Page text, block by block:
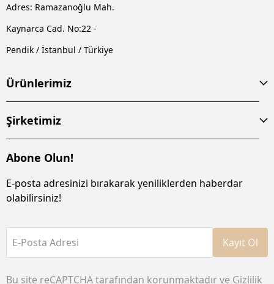
Adres: Ramazanoğlu Mah.
Kaynarca Cad. No:22 -
Pendik / İstanbul / Türkiye
Ürünlerimiz
Şirketimiz
Abone Olun!
E-posta adresinizi bırakarak yeniliklerden haberdar
olabilirsiniz!
E-Posta Adresi Kayıt Ol
Bu site reCAPTCHA tarafından korunmaktadır ve Gizlilik